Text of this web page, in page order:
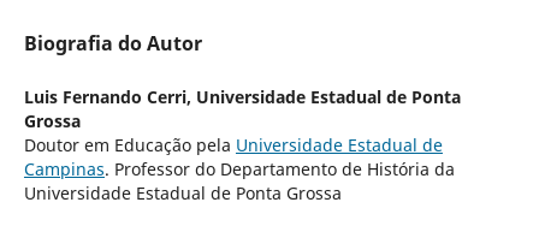
Biografia do Autor
Luis Fernando Cerri, Universidade Estadual de Ponta
Grossa
Doutor em Educação pela Universidade Estadual de
Campinas. Professor do Departamento de História da
Universidade Estadual de Ponta Grossa